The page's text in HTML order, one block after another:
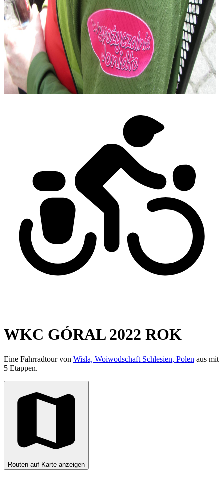
WKC GÓRAL 2022 ROK
Eine Fahrradtour von Wisla, Woiwodschaft Schlesien, Polen aus mit
5 Etappen.
Routen auf Karte anzeigen